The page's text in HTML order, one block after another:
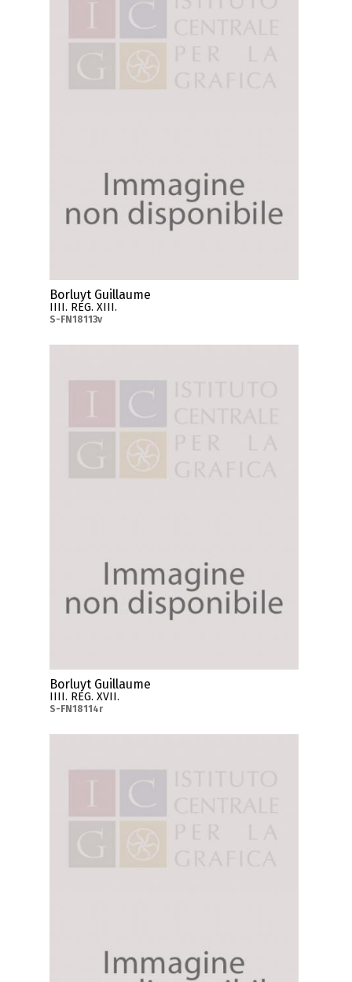
Borluyt Guillaume
IIII. REG. XIII.
S-FN18113v
Borluyt Guillaume
IIII. REG. XVII.
S-FN18114r